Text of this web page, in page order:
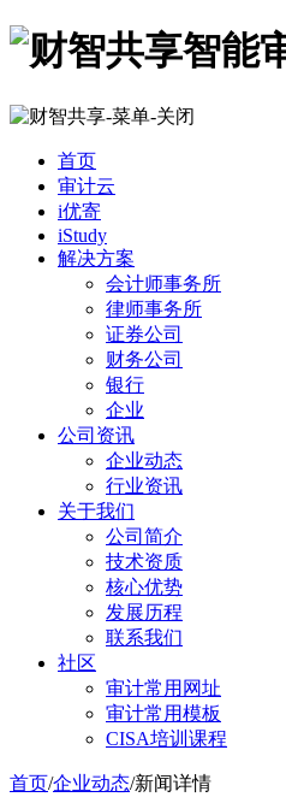
首页
审计云
i优寄
iStudy
解决方案
会计师事务所
律师事务所
证券公司
财务公司
银行
企业
公司资讯
企业动态
行业资讯
关于我们
公司简介
技术资质
核心优势
发展历程
联系我们
社区
审计常用网址
审计常用模板
CISA培训课程
首页/企业动态/新闻详情